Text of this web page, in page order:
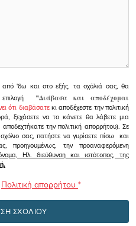
από 'δω και στο εξής, τα σχόλιά σας, θα
"Διάβασα και αποδέχομαι
ότι διαβάσατεκι αποδέχεστε την πολιτική
ξεχάσετε να το κάνετε θα λάβετε μια
την πολιτική απορρήτου). Σε
σας, πατήστε να γυρίσετε πίσω και
προηγουμένως, την προαναφερόμενη
Ηλ. διεύθυνση και ιστότοπος, της
Πολιτική απορρήτου *